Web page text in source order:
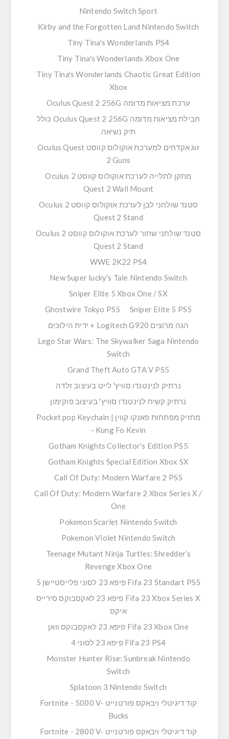
Nintendo Switch Sport
Kirby and the Forgotten Land Nintendo Switch
Tiny Tina's Wonderlands PS4
Tiny Tina's Wonderlands Xbox One
Tiny Tina's Wonderlands Chaotic Great Edition
Xbox
ערכת מציאות מדומה Oculus Quest 2 256G
חבילת מציאות מדומה Oculus Quest 2 256G כולל
תיק נשיאה
זוג אקדחים למערכת אוקולוס קווסט Oculus Quest
2 Guns
מתקן לתלייה לערכת אוקולוס קווסט 2 Oculus
Quest 2 Wall Mount
סטנד שולחני לבן לערכת אוקולוס קווסט 2 Oculus
Quest 2 Stand
סטנד שולחני שחור לערכת אוקולוס קווסט 2 Oculus
Quest 2 Stand
WWE 2K22 PS4
New Super lucky's Tale Nintendo Switch
Sniper Elite 5 Xbox One / SX
Sniper Elite 5 PS5
Ghostwire Tokyo PS5
הגה מרוצים Logitech G920 + ידית הילוכים
Lego Star Wars: The Skywalker Saga Nintendo
Switch
Grand Theft Auto GTA V PS5
נרתיק לנינטנדו סוויץ' לייט בעיצוב זלדה
נרתיק קשיח לנינטנדו סוויץ' בעיצוב פוקימון
מחזיק מפתחות פאנקו קווין | Pocket pop Keychain
- Kung Fo Kevin
Gotham Knights Collector's Edition PS5
Gotham Knights Special Edition Xbox SX
Call Of Duty: Modern Warfare 2 PS5
Call Of Duty: Modern Warfare 2 Xbox Series X /
One
Pokemon Scarlet Nintendo Switch
Pokemon Violet Nintendo Switch
Teenage Mutant Ninja Turtles: Shredder’s
Revenge Xbox One
Fifa 23 Standart PS5 פיפא 23 לסוני פלייסטיישן 5
Fifa 23 Xbox Series X פיפא 23 לאקסבוקס סירייס
איקס
Fifa 23 Xbox One פיפא 23 לאקסבוקס וואן
Fifa 23 PS4 פיפא 23 לסוני 4
Monster Hunter Rise: Sunbreak Nintendo
Switch
Splatoon 3 Nintendo Switch
קוד דיגיטלי ויבאקס פורטנייט Fortnite - 5000 V-
Bucks
קוד דיגיטלי ויבאקס פורטנייט Fortnite - 2800 V-